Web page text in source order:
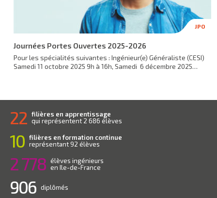
JPO
Journées Portes Ouvertes 2025-2026
Pour les spécialités suivantes : Ingénieur(e) Généraliste (CESI)
Samedi 11 octobre 2025 9h à 16h, Samedi 6 décembre 2025…
22 filières en apprentissage
qui représentent 2 686 élèves
10 filières en formation continue
représentant 92 élèves
2 778 élèves ingénieurs
en Ile-de-France
906 diplômés